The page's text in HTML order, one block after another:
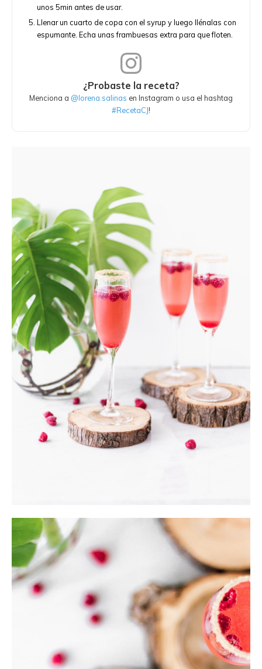
unos 5min antes de usar.
Llenar un cuarto de copa con el syrup y luego llénalas con
espumante. Echa unas frambuesas extra para que floten.
¿Probaste la receta?
Menciona a @lorena.salinas en Instagram o usa el hashtag
#RecetaCJ!